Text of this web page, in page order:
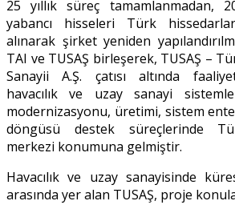
25 yıllık süreç tamamlanmadan,
yabancı hisseleri Türk
alınarak şirket yeniden
TAI ve TUSAŞ birleşerek, TUSAŞ –
Sanayii A.Ş. çatısı altında
havacılık ve uzay sanayi
modernizasyonu, üretimi, sistem
döngüsü destek süreçlerinde
merkezi konumuna gelmiştir.
Havacılık ve uzay sanayisinde
arasında yer alan TUSAŞ, proje